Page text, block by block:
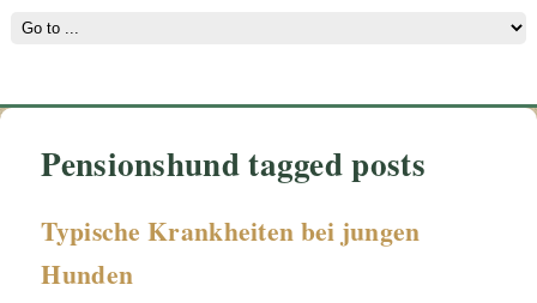
Hunde-Parkhotel
Hunde-Parkhotel
Pensionshund tagged posts
Typische Krankheiten bei jungen
Hunden